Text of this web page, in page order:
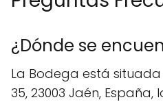
¿Dónde se
La Bodega está
35, 23003 Jaén,